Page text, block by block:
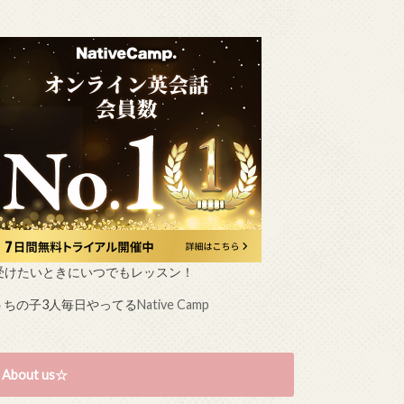
けたいときにいつでもレッスン！
ちの子3人毎日やってるNative Camp
About us☆